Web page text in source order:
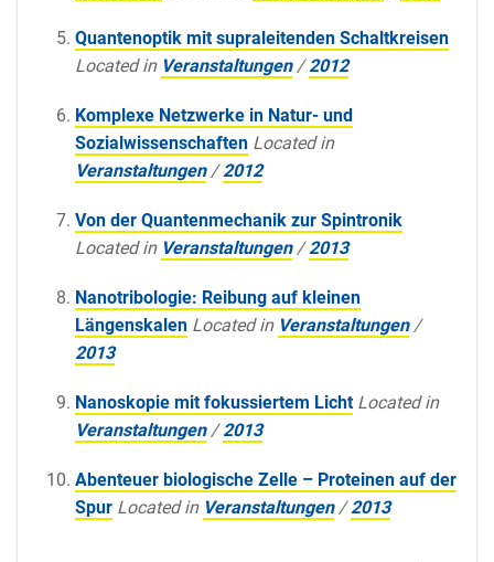
Quantenoptik mit supraleitenden Schaltkreisen
Located in Veranstaltungen /2012
Komplexe Netzwerke in Natur- und
Sozialwissenschaften Located in
Veranstaltungen /2012
Von der Quantenmechanik zur Spintronik
Located in Veranstaltungen /2013
Nanotribologie: Reibung auf kleinen
Längenskalen Located in Veranstaltungen /
2013
Nanoskopie mit fokussiertem Licht Located in
Veranstaltungen /2013
Abenteuer biologische Zelle – Proteinen auf der
Spur Located in Veranstaltungen /2013